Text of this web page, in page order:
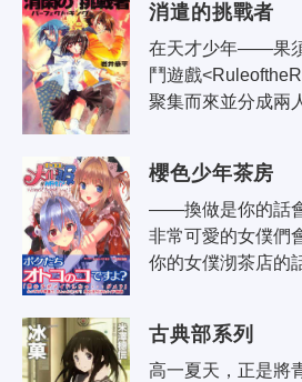
爾法..
消遣的挑戰者
在天才少年——果
鬥遊戲
聚集而來並分成兩
事..
櫻色少年茶房
——換做是你的話
非常可愛的女僕們
你的女僕沏茶店的
古典部系列
高一夏天，正是將